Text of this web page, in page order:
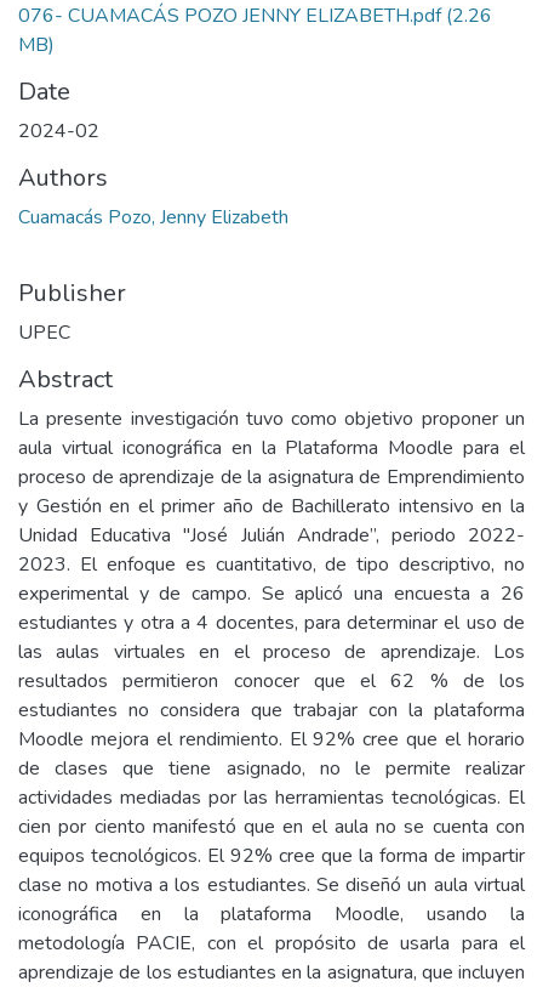
076- CUAMACÁS POZO JENNY ELIZABETH.pdf(2.26
MB)
Date
2024-02
Authors
Cuamacás Pozo, Jenny Elizabeth
Publisher
UPEC
Abstract
La presente investigación tuvo como objetivo proponer un
aula virtual iconográfica en la Plataforma Moodle para el
proceso de aprendizaje de la asignatura de Emprendimiento
y Gestión en el primer año de Bachillerato intensivo en la
Unidad Educativa "José Julián Andrade”, periodo 2022-
2023. El enfoque es cuantitativo, de tipo descriptivo, no
experimental y de campo. Se aplicó una encuesta a 26
estudiantes y otra a 4 docentes, para determinar el uso de
las aulas virtuales en el proceso de aprendizaje. Los
resultados permitieron conocer que el 62 % de los
estudiantes no considera que trabajar con la plataforma
Moodle mejora el rendimiento. El 92% cree que el horario
de clases que tiene asignado, no le permite realizar
actividades mediadas por las herramientas tecnológicas. El
cien por ciento manifestó que en el aula no se cuenta con
equipos tecnológicos. El 92% cree que la forma de impartir
clase no motiva a los estudiantes. Se diseñó un aula virtual
iconográfica en la plataforma Moodle, usando la
metodología PACIE, con el propósito de usarla para el
aprendizaje de los estudiantes en la asignatura, que incluyen